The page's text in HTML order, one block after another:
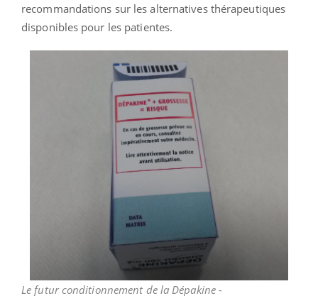
recommandations sur les alternatives thérapeutiques
disponibles pour les patientes.
Le futur conditionnement de la Dépakine -